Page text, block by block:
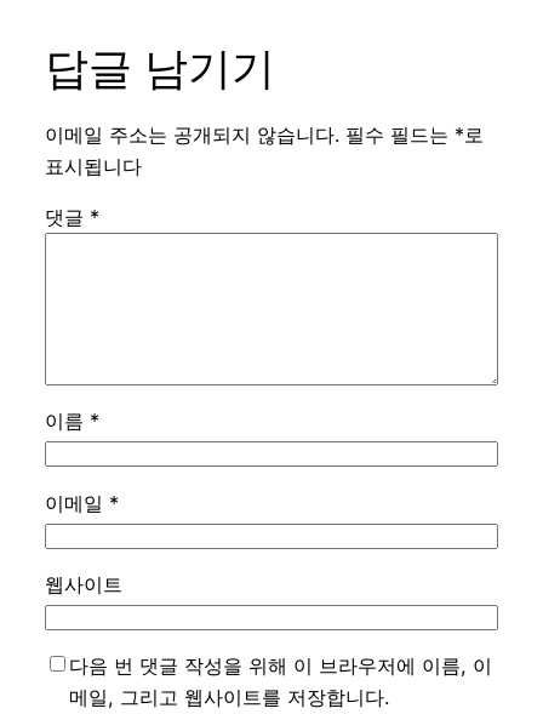
답글 남기기
이메일 주소는 공개되지 않습니다. 필수 필드는 *로
표시됩니다
댓글 *
이름 *
이메일 *
웹사이트
다음 번 댓글 작성을 위해 이 브라우저에 이름, 이
메일, 그리고 웹사이트를 저장합니다.